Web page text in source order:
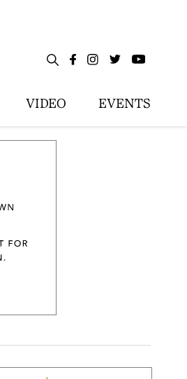
VIDEO EVENTS